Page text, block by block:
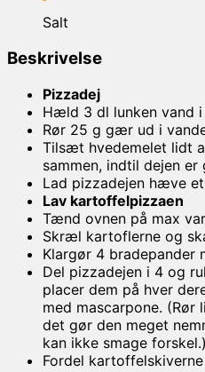
Salt
Beskrivelse
Pizzadej
Hæld 3 dl lunken vand i
Rør 25 g gær ud i
Tilsæt hvedemelet lidt
sammen, indtil dejen
Lad pizzadejen hæve
Lav kartoffelpizzaen
Tænd ovnen på max
Skræl kartoflerne og
Klargør 4 bradepander
Del pizzadejen i 4 og
placer dem på hver
med mascarpone.
det gør den meget
kan ikke smage forskel.)
Fordel